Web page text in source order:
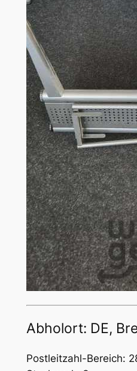
Abholort: DE,
Postleitzahl-Bereich: